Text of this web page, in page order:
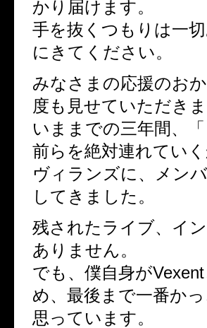
かり届けます。
手を抜くつもりは一
にきてください。
みなさまの応援のお
度も見せていただきま
いままでの三年間、
前らを絶対連れてい
ヴィランズに、メン
してきました。
残されたライブ、イ
ありません。
でも、僕自身が
め、最後まで一番か
思っています。